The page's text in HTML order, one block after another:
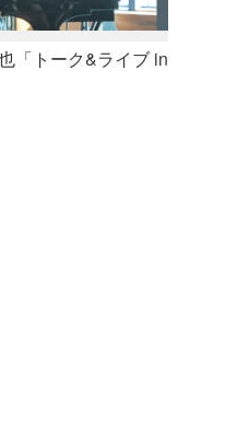
「トーク&ライブ in